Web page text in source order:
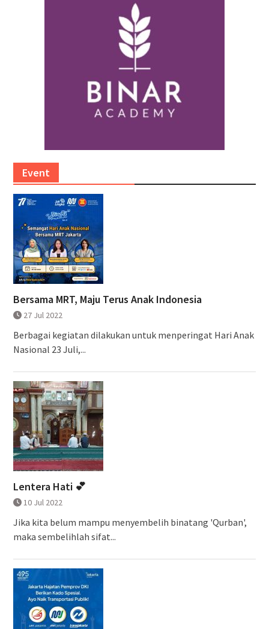
Event
Bersama MRT, Maju Terus Anak Indonesia
27 Jul 2022
Berbagai kegiatan dilakukan untuk menperingat Hari Anak
Nasional 23 Juli,...
Lentera Hati 💕
10 Jul 2022
Jika kita belum mampu menyembelih binatang 'Qurban',
maka sembelihlah sifat...